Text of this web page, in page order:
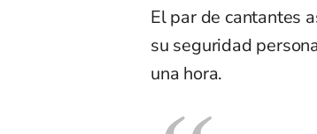
El par de cantantes
su seguridad
una hora.